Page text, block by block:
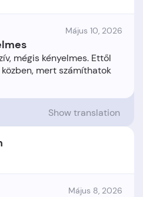
Május 10, 2026
mégis kényelmes. Ettől
mert számíthatok
Show translation
Május 8, 2026